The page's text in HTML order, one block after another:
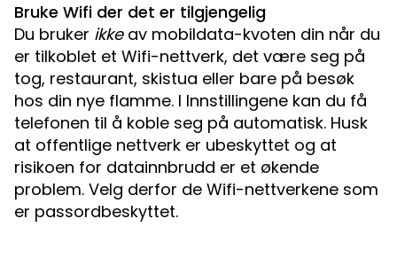
Bruke Wifi der det er tilgjengelig
Du bruker ikkeav mobildata-kvoten din når du
er tilkoblet et Wifi-nettverk, det være seg på
tog, restaurant, skistua eller bare på besøk
hos din nye flamme. I Innstillingene kan du få
telefonen til å koble seg på automatisk. Husk
at offentlige nettverk er ubeskyttet og at
risikoen for datainnbrudd er et økende
problem. Velg derfor de Wifi-nettverkene som
er passordbeskyttet.